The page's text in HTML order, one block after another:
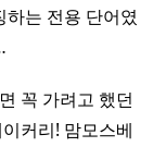
는 전용 단어였
꼭 가려고 했던
커리! 맘모스베